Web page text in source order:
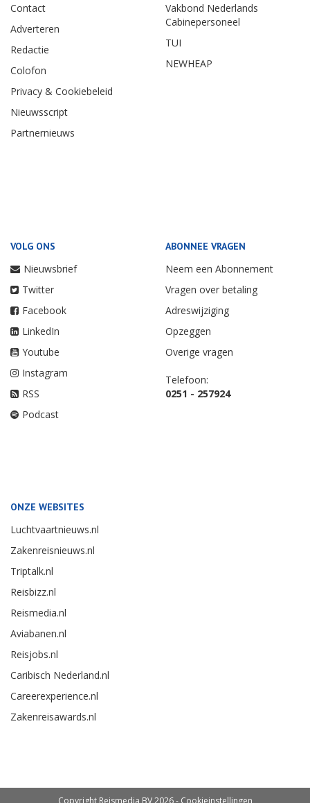
Contact
Adverteren
Redactie
Colofon
Privacy & Cookiebeleid
Nieuwsscript
Partnernieuws
Vakbond Nederlands
Cabinepersoneel
TUI
NEWHEAP
VOLG ONS
Nieuwsbrief
Twitter
Facebook
LinkedIn
Youtube
Instagram
RSS
Podcast
ABONNEE VRAGEN
Neem een Abonnement
Vragen over betaling
Adreswijziging
Opzeggen
Overige vragen
Telefoon:
0251 - 257924
ONZE WEBSITES
Luchtvaartnieuws.nl
Zakenreisnieuws.nl
Triptalk.nl
Reisbizz.nl
Reismedia.nl
Aviabanen.nl
Reisjobs.nl
Caribisch Nederland.nl
Careerexperience.nl
Zakenreisawards.nl
Copyright Reismedia BV 2026 - Cookieinstellingen